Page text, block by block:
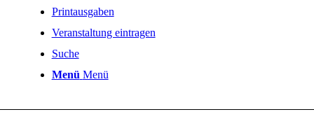
Printausgaben
Veranstaltung eintragen
Suche
Menü Menü